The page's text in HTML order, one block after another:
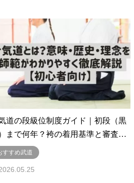
道の段級位制度ガイド｜初段（黒
まで何年？袴の着用基準と審査…
すすめ武道